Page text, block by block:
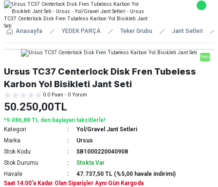
Anasayfa YEDEK PARÇA Teker Grubu Jant Setleri
Yeni
Ursus TC37 Centerlock Disk Fren Tubeless
Karbon Yol Bisikleti Jant Seti
0.0 Puan - 0 Yorum
50.250,00TL
*9.086,88 TL den başlayan taksitlerle!
Kategori
Yol/Gravel Jant Setleri
Marka
Ursus
Stok Kodu
SB1000220040908
Stok Durumu
Stokta Var
Havale
47.737,50 TL (%5,00 havale indirimi)
Saat 14:00'a Kadar Olan Siparişler Aynı Gün Kargoda